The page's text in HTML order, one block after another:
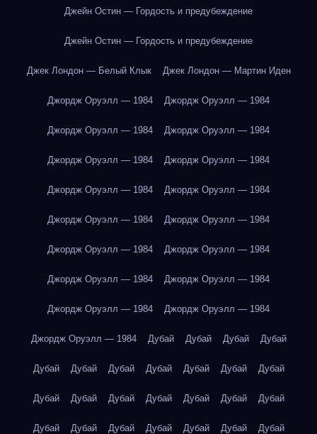
Джейн Остин — Гордость и предубеждение
Джейн Остин — Гордость и предубеждение
Джек Лондон — Белый Клык Джек Лондон — Мартин Иден
Джордж Оруэлл — 1984 Джордж Оруэлл — 1984
Джордж Оруэлл — 1984 Джордж Оруэлл — 1984
Джордж Оруэлл — 1984 Джордж Оруэлл — 1984
Джордж Оруэлл — 1984 Джордж Оруэлл — 1984
Джордж Оруэлл — 1984 Джордж Оруэлл — 1984
Джордж Оруэлл — 1984 Джордж Оруэлл — 1984
Джордж Оруэлл — 1984 Джордж Оруэлл — 1984
Джордж Оруэлл — 1984 Джордж Оруэлл — 1984
Джордж Оруэлл — 1984 Дубай Дубай Дубай Дубай
Дубай Дубай Дубай Дубай Дубай Дубай Дубай
Дубай Дубай Дубай Дубай Дубай Дубай Дубай
Дубай Дубай Дубай Дубай Дубай Дубай Дубай